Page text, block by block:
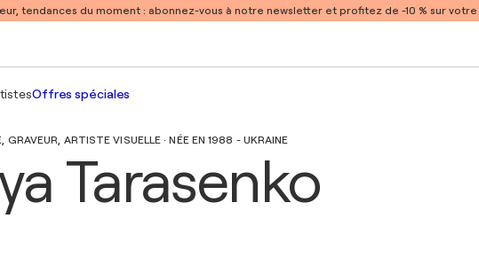
tendances du moment : abonnez-vous à notre newsletter et profitez de -10 % sur
Offres spéciales
ARTISTE VISUELLE · NÉE EN 1988 - UKRAINE
Tarasenko